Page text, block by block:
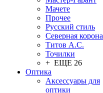
Мачете
Прочее
Русский стиль
Северная корона
Титов А.С.
Точилки
+ ЕЩЕ 26
Оптика
Аксессуары для
оптики